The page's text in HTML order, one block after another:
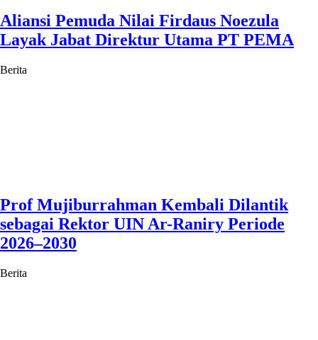
Aliansi Pemuda Nilai Firdaus Noezula
Layak Jabat Direktur Utama PT PEMA
Berita
Prof Mujiburrahman Kembali Dilantik
sebagai Rektor UIN Ar-Raniry Periode
2026–2030
Berita